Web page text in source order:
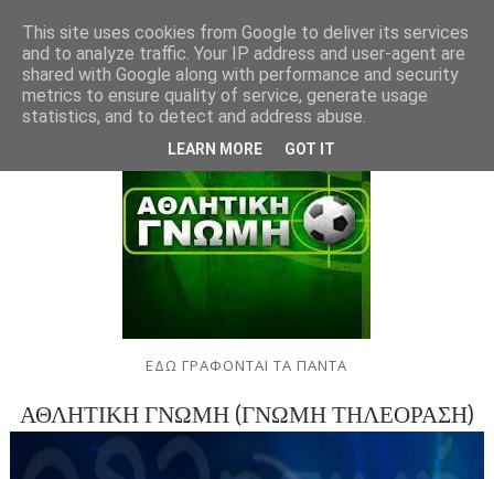
ΕΔΩ ΓΡΑΦΟΝΤΑΙ ΤΑ ΠΑΝΤΑ
ΑΘΛΗΤΙΚΗ ΓΝΩΜΗ (ΓΝΩΜΗ ΤΗΛΕΟΡΑΣΗ)
This site uses cookies from Google to deliver its services
and to analyze traffic. Your IP address and user-agent are
shared with Google along with performance and security
metrics to ensure quality of service, generate usage
statistics, and to detect and address abuse.
LEARN MORE GOT IT